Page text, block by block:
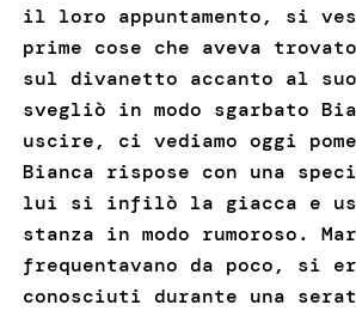
il loro appuntamento, si
prime cose che aveva
sul divanetto accanto al
svegliò in modo sgarbato
uscire, ci vediamo oggi
Bianca rispose con una
lui si infilò la giacca e
stanza in modo rumoroso.
frequentavano da poco, si
conosciuti durante una